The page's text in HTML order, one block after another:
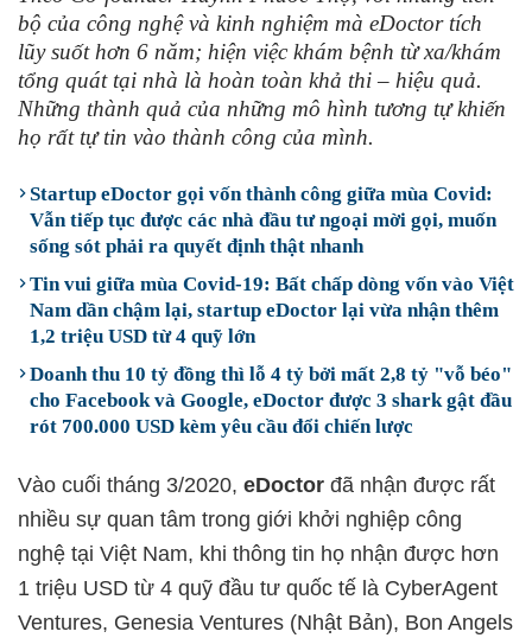
bộ của công nghệ và kinh nghiệm mà eDoctor tích
lũy suốt hơn 6 năm; hiện việc khám bệnh từ xa/khám
tổng quát tại nhà là hoàn toàn khả thi – hiệu quả.
Những thành quả của những mô hình tương tự khiến
họ rất tự tin vào thành công của mình.
Startup eDoctor gọi vốn thành công giữa mùa Covid:
Vẫn tiếp tục được các nhà đầu tư ngoại mời gọi, muốn
sống sót phải ra quyết định thật nhanh
Tin vui giữa mùa Covid-19: Bất chấp dòng vốn vào Việt
Nam dần chậm lại, startup eDoctor lại vừa nhận thêm
1,2 triệu USD từ 4 quỹ lớn
Doanh thu 10 tỷ đồng thì lỗ 4 tỷ bởi mất 2,8 tỷ "vỗ béo"
cho Facebook và Google, eDoctor được 3 shark gật đầu
rót 700.000 USD kèm yêu cầu đổi chiến lược
Vào cuối tháng 3/2020, eDoctor đã nhận được rất
nhiều sự quan tâm trong giới khởi nghiệp công
nghệ tại Việt Nam, khi thông tin họ nhận được hơn
1 triệu USD từ 4 quỹ đầu tư quốc tế là CyberAgent
Ventures, Genesia Ventures (Nhật Bản), Bon Angels